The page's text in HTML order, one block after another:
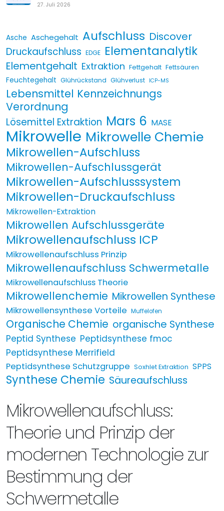
27. Juli 2026
Asche Aschegehalt Aufschluss Discover
Druckaufschluss EDGE Elementanalytik
Elementgehalt Extraktion Fettgehalt Fettsäuren
Feuchtegehalt Glührückstand Glühverlust ICP-MS
Lebensmittel Kennzeichnungs
Verordnung
Lösemittel Extraktion Mars 6 MASE
Mikrowelle Mikrowelle Chemie
Mikrowellen-Aufschluss
Mikrowellen-Aufschlussgerät
Mikrowellen-Aufschlusssystem
Mikrowellen-Druckaufschluss
Mikrowellen-Extraktion
Mikrowellen Aufschlussgeräte
Mikrowellenaufschluss ICP
Mikrowellenaufschluss Prinzip
Mikrowellenaufschluss Schwermetalle
Mikrowellenaufschluss Theorie
Mikrowellenchemie Mikrowellen Synthese
Mikrowellensynthese Vorteile Muffelofen
Organische Chemie organische Synthese
Peptid Synthese Peptidsynthese fmoc
Peptidsynthese Merrifield
Peptidsynthese Schutzgruppe Soxhlet Extraktion SPPS
Synthese Chemie Säureaufschluss
Mikrowellenaufschluss:
Theorie und Prinzip der
modernen Technologie zur
Bestimmung der
Schwermetalle